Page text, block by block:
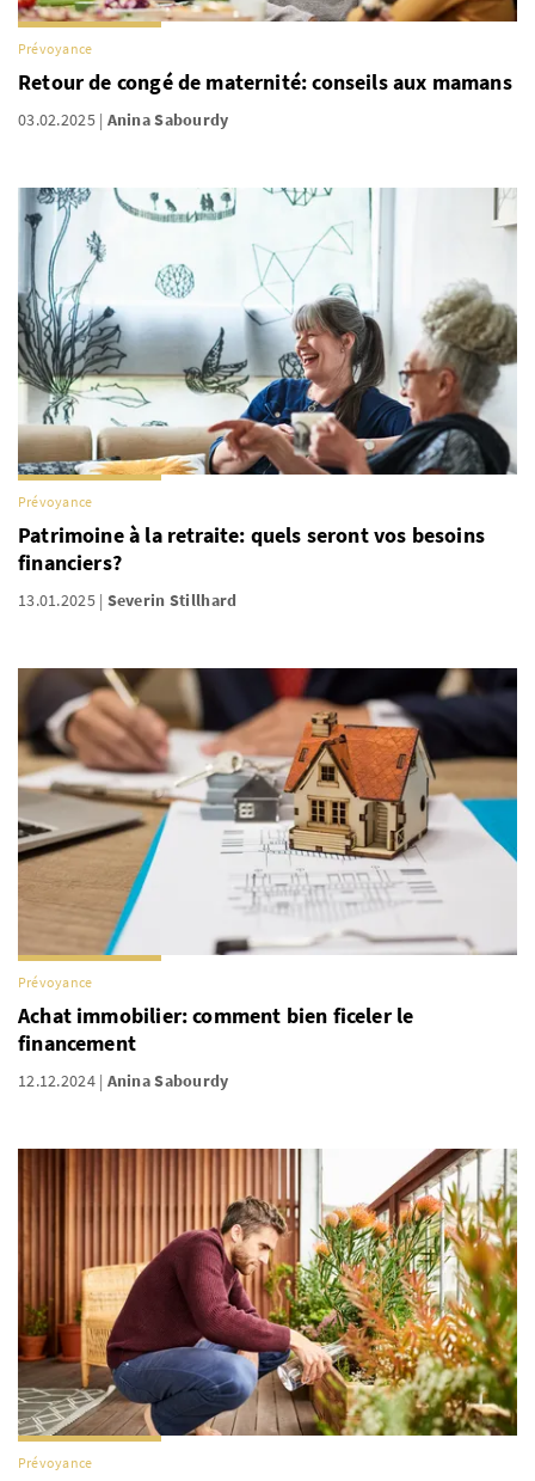
Prévoyance
Retour de congé de maternité: conseils aux mamans
03.02.2025 Anina Sabourdy
Prévoyance
Patrimoine à la retraite: quels seront vos besoins
financiers?
13.01.2025 Severin Stillhard
Prévoyance
Achat immobilier: comment bien ficeler le
financement
12.12.2024 Anina Sabourdy
Prévoyance